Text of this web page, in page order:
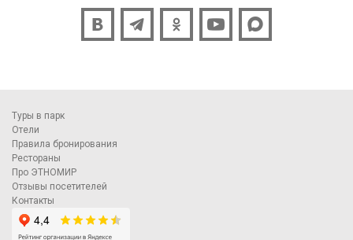
Туры в парк
Отели
Правила бронирования
Рестораны
Про ЭТНОМИР
Отзывы посетителей
Контакты